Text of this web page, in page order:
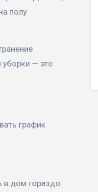
полу
уборки — это
график
в дом гораздо